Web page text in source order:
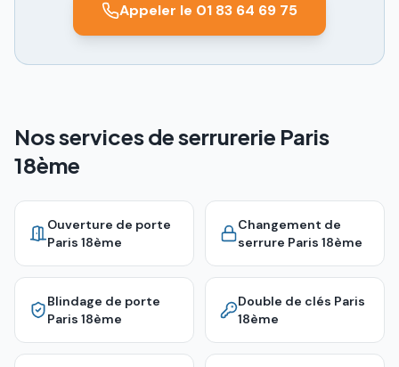
Appeler le 01 83 64 69 75
Nos services de serrurerie Paris
18ème
Ouverture de porte
Paris 18ème
Changement de
serrure Paris 18ème
Blindage de porte
Paris 18ème
Double de clés Paris
18ème